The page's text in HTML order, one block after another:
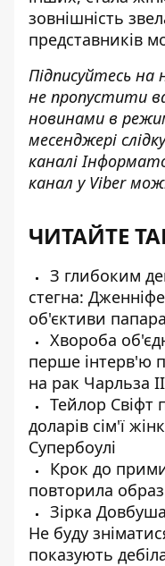
зовнішність
представників
Підписуйтесь на
не пропустити
новинами в
месенджері
каналі
канал у Viber
ЧИТАЙТЕ
З глибоким
стегна:
об'єктиви
Хвороба
перше інтерв'ю
на рак Чарльза
Тейлор Свіфт
доларів сім'ї
Супербоулі
Крок до
повторила
Зірка
Не буду
показують